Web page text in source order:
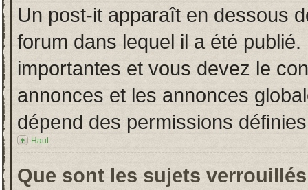
Un post-it apparaît en dessous
forum dans lequel il a été
importantes et vous devez le
annonces et les annonces
dépend des permissions
Haut
Que sont les sujets